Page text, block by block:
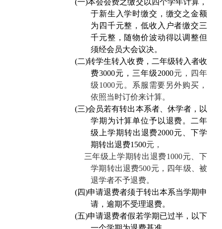
于新生入学时缴交，缴交之金额
为四千元整，低收入户者缴交三
千元整，随物价波动得以调整但
须经会员大会议决。
(二)转学生转入收费，二年级转入者收
费3000元，三年级2000元，四年
级1000元。系服需要另外购买，
依照当时订价来计算。
(三)会员若有转出本系者、休学者，以
学期为计算单位予以退费。二年
级上学期转出退费2000元、下学
期转出退费1500元，
三年级上学期转出退费1000元、下
学期转出退费500元，四年级、被
退学者不予退费。
(四)申请退费者须于转出本系当学期申
请，逾期不受理退费。
(五)申请退费者假若学期已过半，以下